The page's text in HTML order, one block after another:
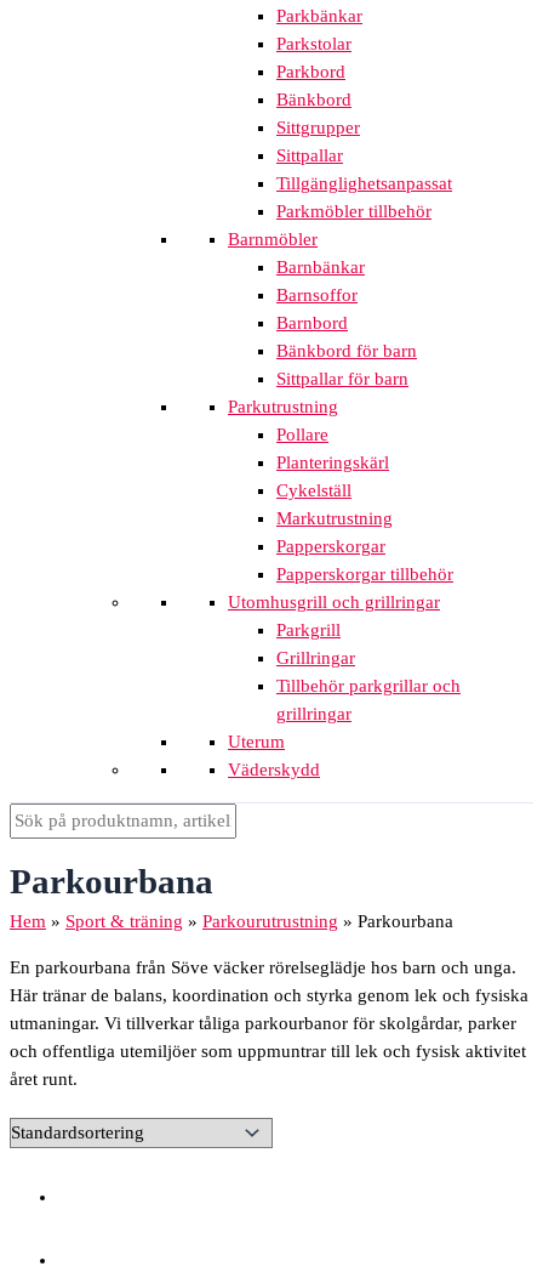
Parkbänkar
Parkstolar
Parkbord
Bänkbord
Sittgrupper
Sittpallar
Tillgänglighetsanpassat
Parkmöbler tillbehör
Barnmöbler
Barnbänkar
Barnsoffor
Barnbord
Bänkbord för barn
Sittpallar för barn
Parkutrustning
Pollare
Planteringskärl
Cykelställ
Markutrustning
Papperskorgar
Papperskorgar tillbehör
Utomhusgrill och grillringar
Parkgrill
Grillringar
Tillbehör parkgrillar och
grillringar
Uterum
Väderskydd
Parkourbana
Hem » Sport & träning » Parkourutrustning » Parkourbana
En parkourbana från Söve väcker rörelseglädje hos barn och unga.
Här tränar de balans, koordination och styrka genom lek och fysiska
utmaningar. Vi tillverkar tåliga parkourbanor för skolgårdar, parker
och offentliga utemiljöer som uppmuntrar till lek och fysisk aktivitet
året runt.